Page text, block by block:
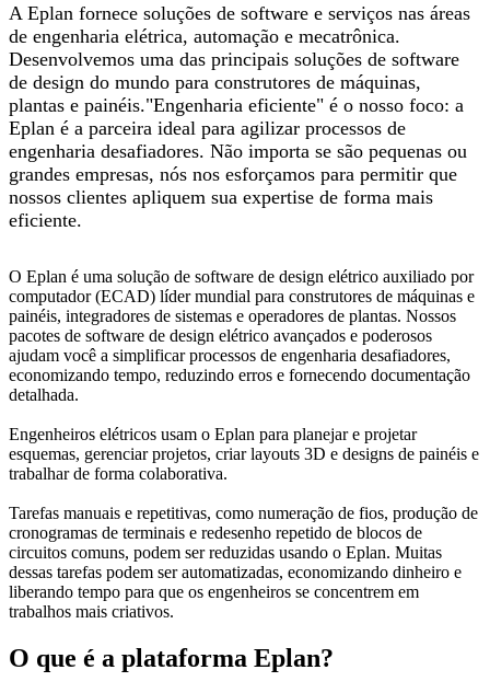
A Eplan fornece soluções de software e serviços nas áreas
de engenharia elétrica, automação e mecatrônica.
Desenvolvemos uma das principais soluções de software
de design do mundo para construtores de máquinas,
plantas e painéis."Engenharia eficiente" é o nosso foco: a
Eplan é a parceira ideal para agilizar processos de
engenharia desafiadores. Não importa se são pequenas ou
grandes empresas, nós nos esforçamos para permitir que
nossos clientes apliquem sua expertise de forma mais
eficiente.
O Eplan é uma solução de software de design elétrico auxiliado por
computador (ECAD) líder mundial para construtores de máquinas e
painéis, integradores de sistemas e operadores de plantas. Nossos
pacotes de software de design elétrico avançados e poderosos
ajudam você a simplificar processos de engenharia desafiadores,
economizando tempo, reduzindo erros e fornecendo documentação
detalhada.
Engenheiros elétricos usam o Eplan para planejar e projetar
esquemas, gerenciar projetos, criar layouts 3D e designs de painéis e
trabalhar de forma colaborativa.
Tarefas manuais e repetitivas, como numeração de fios, produção de
cronogramas de terminais e redesenho repetido de blocos de
circuitos comuns, podem ser reduzidas usando o Eplan. Muitas
dessas tarefas podem ser automatizadas, economizando dinheiro e
liberando tempo para que os engenheiros se concentrem em
trabalhos mais criativos.
O que é a plataforma Eplan?